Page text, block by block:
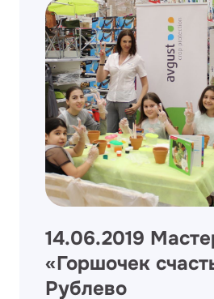
14.06.2019
«Горшочек
Рублево